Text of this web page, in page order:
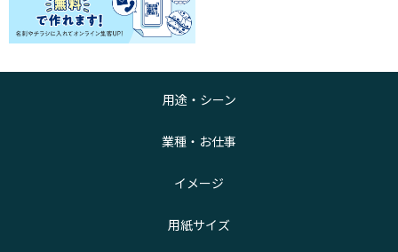
用途・シーン
業種・お仕事
イメージ
用紙サイズ